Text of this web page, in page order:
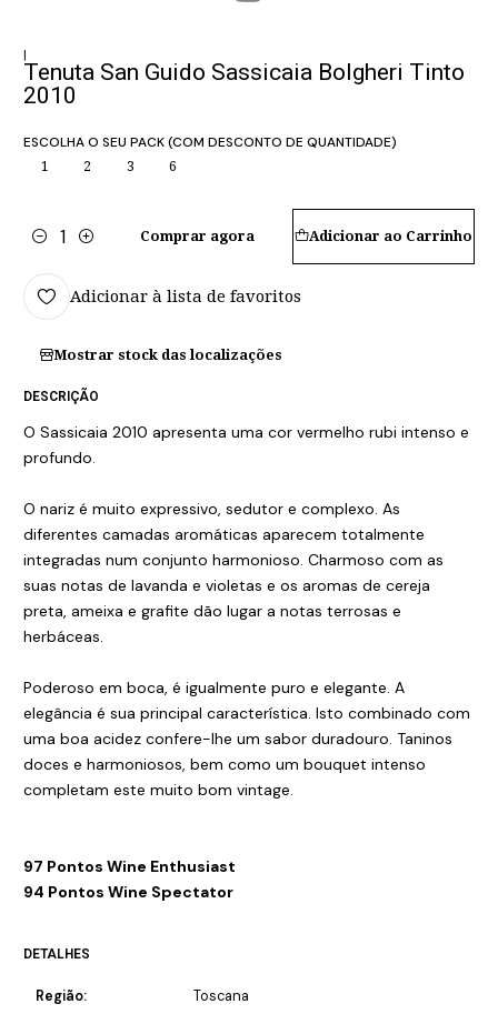
|
Tenuta San Guido Sassicaia Bolgheri Tinto
2010
ESCOLHA O SEU PACK (COM DESCONTO DE QUANTIDADE)
1 2 3 6
Quantidade
Adicionar ao Carrinho
Comprar agora
Adicionar à lista de favoritos
Mostrar stock das localizações
DESCRIÇÃO
O Sassicaia 2010 apresenta uma cor vermelho rubi intenso e
profundo.
O nariz é muito expressivo, sedutor e complexo. As
diferentes camadas aromáticas aparecem totalmente
integradas num conjunto harmonioso. Charmoso com as
suas notas de lavanda e violetas e os aromas de cereja
preta, ameixa e grafite dão lugar a notas terrosas e
herbáceas.
Poderoso em boca, é igualmente puro e elegante. A
elegância é sua principal característica. Isto combinado com
uma boa acidez confere-lhe um sabor duradouro. Taninos
doces e harmoniosos, bem como um bouquet intenso
completam este muito bom vintage.
97 Pontos Wine Enthusiast
94 Pontos Wine Spectator
DETALHES
Região: Toscana